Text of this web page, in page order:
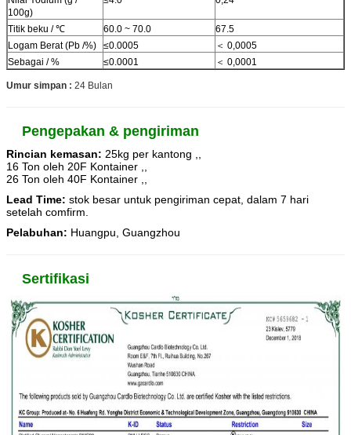
100g)
Titik beku / ℃ 60.0 ~ 70.0
67.5
Logam Berat (Pb /%)
≤0.0005
＜ 0,0005
Sebagai / %
≤0.0001 ＜ 0,0001
Umur simpan : 24 Bulan
Pengepakan & pengiriman
Rincian kemasan: 25kg per kantong ,,
16 Ton oleh 20F Kontainer ,,
26 Ton oleh 40F Kontainer ,,
Lead Time: stok besar untuk pengiriman cepat, dalam 7 hari
setelah comfirm.
Pelabuhan: Huangpu, Guangzhou
Sertifikasi